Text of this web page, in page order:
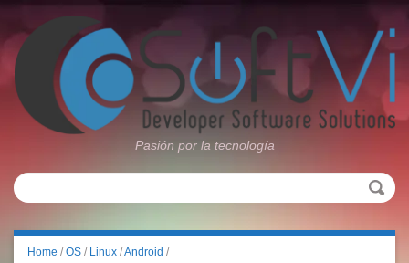
Pasión por la tecnología
Home / OS / Linux /Android /